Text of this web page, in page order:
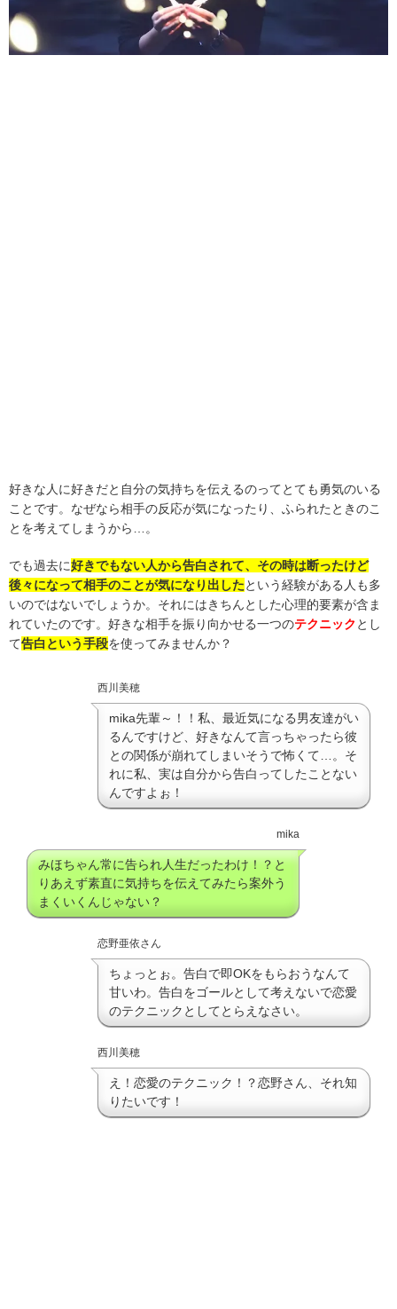
好きな人に好きだと自分の気持ちを伝えるのってとても勇気のいる
ことです。なぜなら相手の反応が気になったり、ふられたときのこ
とを考えてしまうから…。
でも過去に好きでもない人から告白されて、その時は断ったけど
後々になって相手のことが気になり出したという経験がある人も多
いのではないでしょうか。それにはきちんとした心理的要素が含ま
れていたのです。好きな相手を振り向かせる一つのテクニック とし
て告白という手段を使ってみませんか？
西川美穂
mika先輩～！！私、最近気になる男友達がい
るんですけど、好きなんて言っちゃったら彼
との関係が崩れてしまいそうで怖くて…。そ
れに私、実は自分から告白ってしたことない
んですよぉ！
mika
みほちゃん常に告られ人生だったわけ！？と
りあえず素直に気持ちを伝えてみたら案外う
まくいくんじゃない？
恋野亜依さん
ちょっとぉ。告白で即OKをもらおうなんて
甘いわ。告白をゴールとして考えないで恋愛
のテクニックとしてとらえなさい。
西川美穂
え！恋愛のテクニック！？恋野さん、それ知
りたいです！